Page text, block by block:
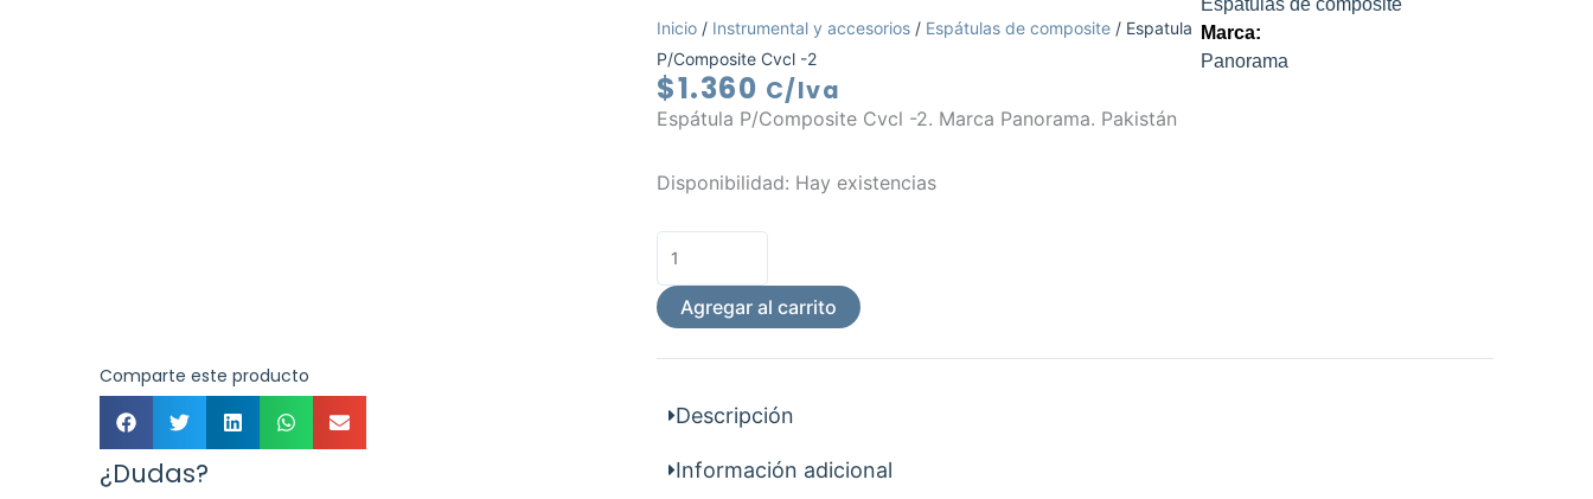
Comparte este producto
¿Dudas?
Inicio / Instrumental y accesorios / Espátulas de composite / Espatula
P/Composite Cvcl -2
$1.360 C/Iva
Espátula P/Composite Cvcl -2. Marca Panorama. Pakistán
Disponibilidad: Hay existencias
Espatula
Cvcl
cantidad
Agregar al carrito
Espátulas de composite
Marca:
Panorama
Descripción
Información adicional